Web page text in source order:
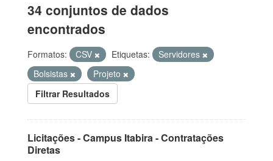
34 conjuntos de dados
encontrados
Formatos: CSV Etiquetas:
Servidores
Bolsistas
Projeto
Filtrar Resultados
Licitações - Campus Itabira - Contratações
Diretas